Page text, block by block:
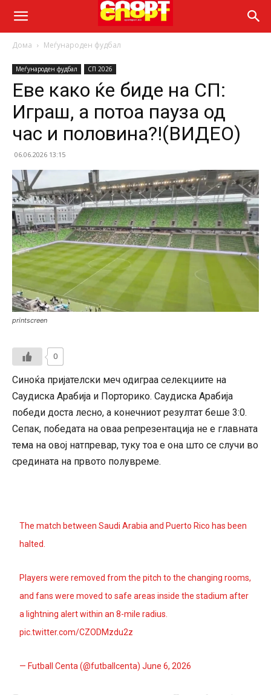
Дома Меѓународен фудбал
Меѓународен фудбал СП 2026
Еве како ќе биде на СП:
Играш, а потоа пауза од
час и половина?!(ВИДЕО)
06.06.2026 13:15
printscreen
0
Синоќа пријателски меч одиграа селекциите на
Саудиска Арабија и Порторико. Саудиска Арабија
победи доста лесно, а конечниот резултат беше 3:0.
Сепак, победата на оваа репрезентација не е главната
тема на овој натпревар, туку тоа е она што се случи во
средината на првото полувреме.
The match between Saudi Arabia and Puerto Rico has been
halted.
Players were removed from the pitch to the changing rooms,
and fans were moved to safe areas inside the stadium after
a lightning alert within an 8-mile radius.
pic.twitter.com/CZODMzdu2z
— Futball Centa (@futballcenta)June 6, 2026